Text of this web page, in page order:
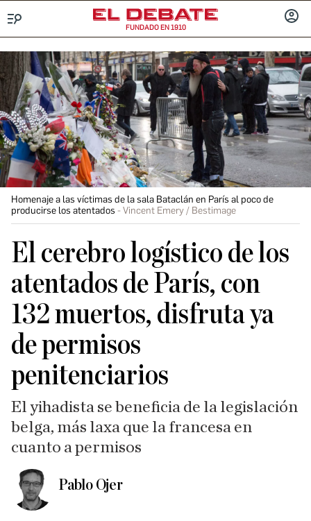
FUNDADO EN 1910
Homenaje a las víctimas de la sala Bataclán en París al poco de
producirse los atentados
Vincent Emery / Bestimage
El cerebro logístico de los
atentados de París, con
132 muertos, disfruta ya
de permisos
penitenciarios
El yihadista se beneficia de la legislación
belga, más laxa que la francesa en
cuanto a permisos
Pablo Ojer